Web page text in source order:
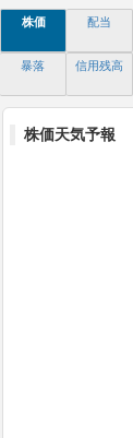
株価 配当
暴落 信用残高
株価天気予報